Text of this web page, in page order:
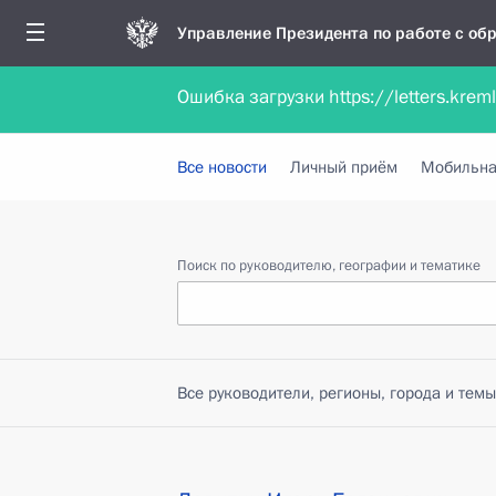
Управление Президента по работе с
Обратиться в форме электронного
Все новости Личный приём
Поиск по руководителю, географии и тематике
Все руководители, регионы, города и темы
Ошибка загрузки https://